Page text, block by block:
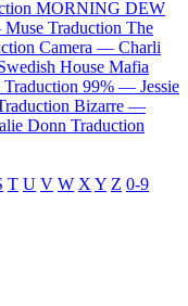
MORNING DEW
Muse Traduction The
Camera — Charli
House Mafia
Traduction 99% — Jessie
Bizarre —
Donn Traduction
T U V W X Y Z 0-9